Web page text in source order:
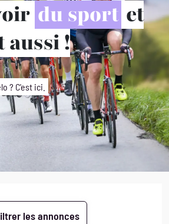
du sport et
aussi !
? C'est ici.